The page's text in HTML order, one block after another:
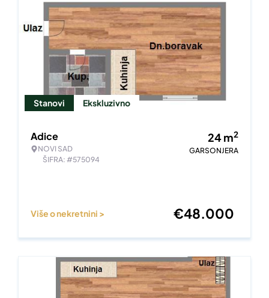
Stanovi Ekskluzivno
Adice
NOVI SAD
ŠIFRA: #575094
24m2
GARSONJERA
Više o nekretnini > €48.000